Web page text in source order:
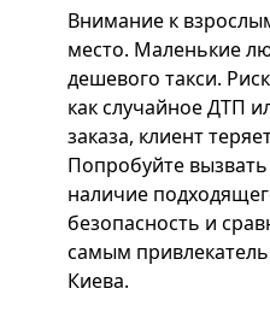
Внимание к
место. Маленькие
дешевого такси.
как случайное ДТП
заказа, клиент
Попробуйте
наличие
безопасность и
самым
Киева.